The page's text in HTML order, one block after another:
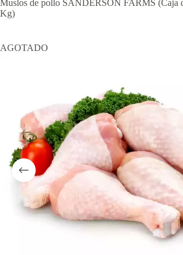
Muslos de pollo SANDERSON FARMS (Caja
Kg)
AGOTADO